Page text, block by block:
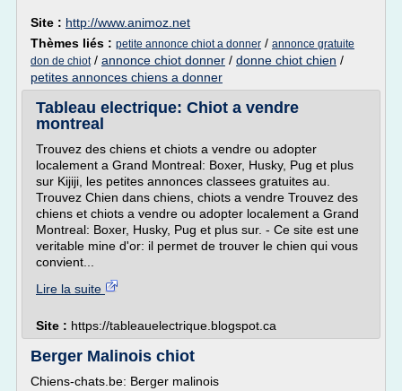
Site : http://www.animoz.net
Thèmes liés : petite annonce chiot a donner / annonce gratuite
don de chiot/ annonce chiot donner / donne chiot chien /
petites annonces chiens a donner
Tableau electrique: Chiot a vendre
montreal
Trouvez des chiens et chiots a vendre ou adopter
localement a Grand Montreal: Boxer, Husky, Pug et plus
sur Kijiji, les petites annonces classees gratuites au.
Trouvez Chien dans chiens, chiots a vendre Trouvez des
chiens et chiots a vendre ou adopter localement a Grand
Montreal: Boxer, Husky, Pug et plus sur. - Ce site est une
veritable mine d'or: il permet de trouver le chien qui vous
convient...
Lire la suite
Site : https://tableauelectrique.blogspot.ca
Berger Malinois chiot
Chiens-chats.be: Berger malinois